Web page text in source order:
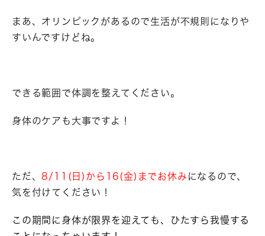
まあ、オリンピックがあるので生活が不規則になりや
すいんですけどね。
できる範囲で体調を整えてください。
身体のケアも大事ですよ！
ただ、8/11(日)から16(金)までお休み になるので、
気を付けてください！
この期間に身体が限界を迎えても、ひたすら我慢する